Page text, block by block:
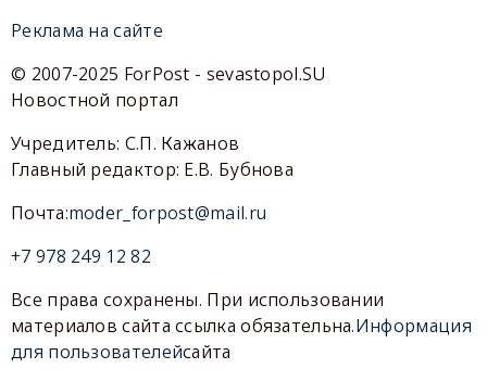
Реклама на сайте
© 2007-2025 ForPost - sevastopol.SU
Новостной портал
Учредитель: С.П. Кажанов
Главный редактор: Е.В. Бубнова
Почта:moder_forpost@mail.ru
+7 978 249 12 82
Все права сохранены. При использовании
материалов сайта ссылка обязательна.Информация
для пользователейсайта